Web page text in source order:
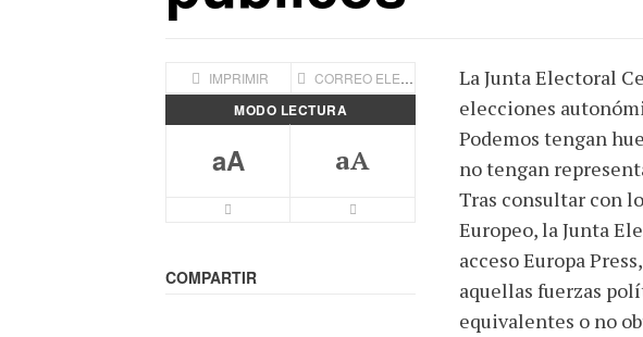
IMPRIMIR CORREO ELECTRÓNICO
MODO LECTURA
aA aA
Letra mas pequeña Letra más grande
COMPARTIR
La Junta Electoral
elecciones
Podemos tengan
no tengan
Tras consultar con
Europeo, la Junta
acceso Europa
aquellas fuerzas
equivalentes o no